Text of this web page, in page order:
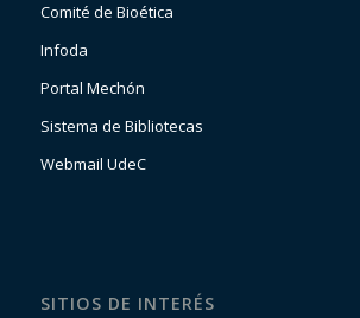
Comité de Bioética
Infoda
Portal Mechón
Sistema de Bibliotecas
Webmail UdeC
SITIOS DE INTERÉS